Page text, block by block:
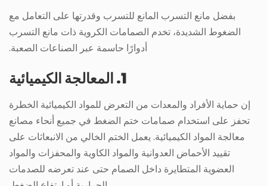
بفضل مانع التسرب المانع للتسرب وقدرتها على التعامل مع
الضغوط الشديدة، تخدم الصمامات الكروية ذات مانع التسرب
أدوارًا حاسمة عبر الصناعات الصعبة.
1. المعالجة الكيميائية
إن حماية الأفراد والمعدات من التعرض للمواد الكيميائية الخطرة
تحفز على استخدام صمامات ختم الضغط في جميع أنحاء مصانع
معالجة المواد الكيميائية. يعمل الختم الخالي من الانبعاثات على
تقييد الأحماض العدوانية والمواد الكاوية والمحفزات والمواد
العضوية المتطايرة داخل الصمام حتى عند تعرضه للصدمات